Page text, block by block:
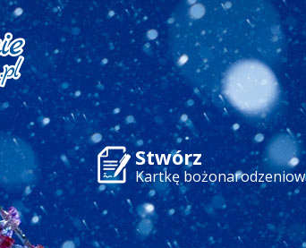
Stwórz
Kartkę